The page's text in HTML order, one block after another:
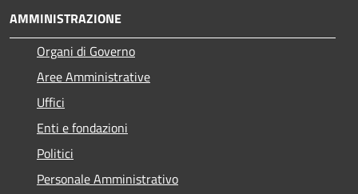
AMMINISTRAZIONE
Organi di Governo
Aree Amministrative
Uffici
Enti e fondazioni
Politici
Personale Amministrativo